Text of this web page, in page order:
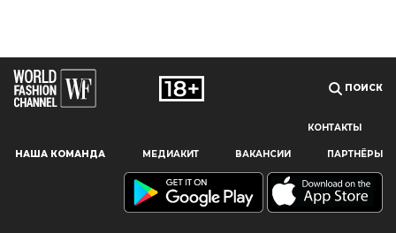
Наш сайт использует файлы cookie и похожие технологии,
пользователям, предоставляя персонализированную
информацию, запоминая предпочтения в области
ПОИСК
КОНТАКТЫ
НАША КОМАНДА МЕДИАКИТ ВАКАНСИИ ПАРТНЁРЫ